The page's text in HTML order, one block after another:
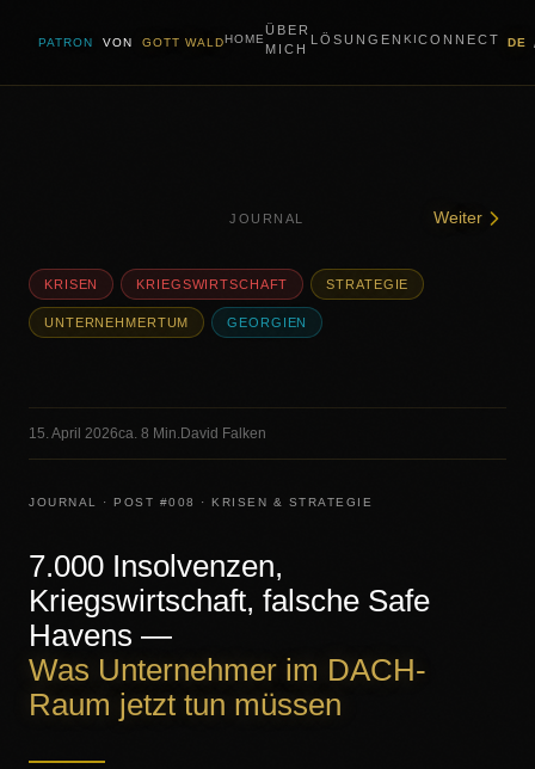
PATRON VON GOTT WALDHOME
ÜBER
MICH
LÖSUNGEN KICONNECT DE
JOURNAL Weiter
KRISEN KRIEGSWIRTSCHAFT STRATEGIE
UNTERNEHMERTUM GEORGIEN
15. April 2026ca. 8 Min.David Falken
JOURNAL · POST #008 · KRISEN & STRATEGIE
7.000 Insolvenzen,
Kriegswirtschaft, falsche Safe
Havens —
Was Unternehmer im DACH-
Raum jetzt tun müssen